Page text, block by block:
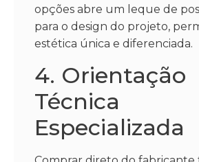
opções abre um leque de
para o design do projeto,
estética única e diferenciada.
4. Orientação
Técnica
Especializada